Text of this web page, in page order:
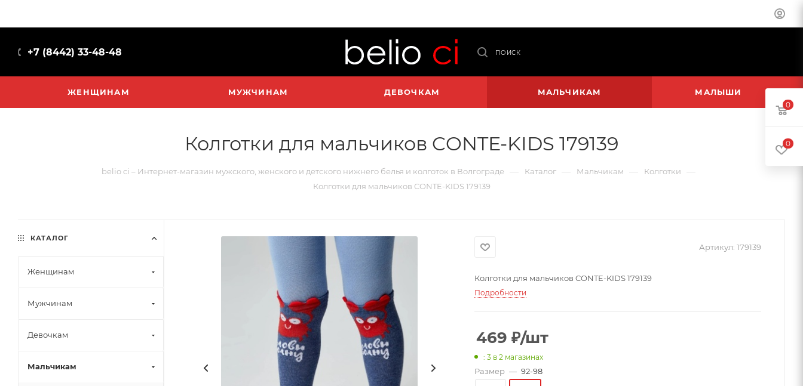
+7 (8442) 33-48-48 ПОИСК
ЖЕНЩИНАМ МУЖЧИНАМ ДЕВОЧКАМ МАЛЬЧИКАМ МАЛЫШИ
Колготки для мальчиков CONTE-KIDS 179139
belio ci – Интернет-магазин мужского, женского и детского нижнего белья и колготок в Волгограде — Каталог — Мальчикам — Колготки —
Колготки для мальчиков CONTE-KIDS 179139
Артикул: 179139
Колготки для мальчиков CONTE-KIDS 179139
Подробности
469 ₽/шт
: 3 в 2 магазинах
Размер — 92-98
КАТАЛОГ
Женщинам
Мужчинам
Девочкам
Мальчикам
0
0